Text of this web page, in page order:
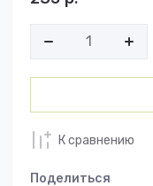
К сравнению
Поделиться